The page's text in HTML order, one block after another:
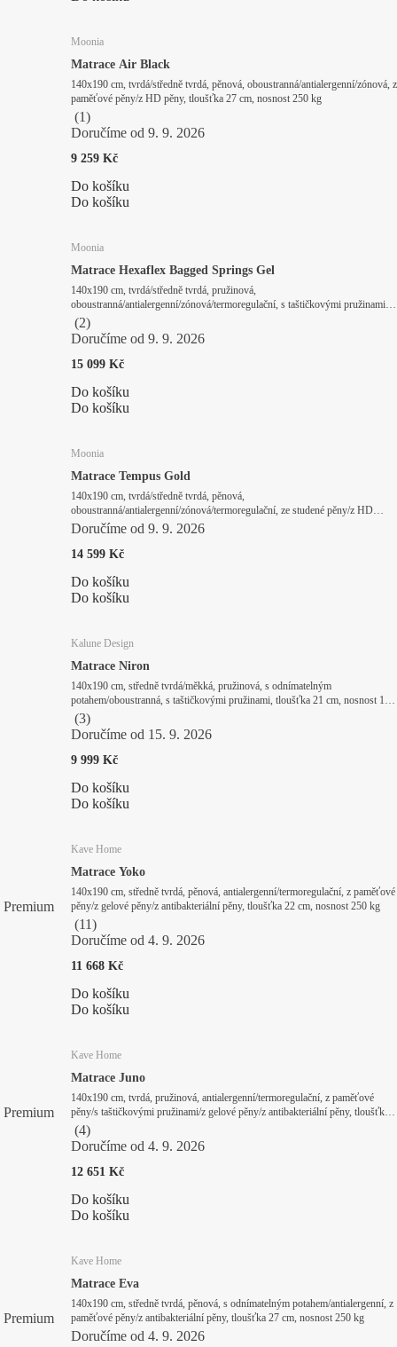
Moonia
Matrace Air Black
140x190 cm, tvrdá/středně tvrdá, pěnová, oboustranná/antialergenní/zónová, z
paměťové pěny/z HD pěny, tloušťka 27 cm, nosnost 250 kg
(1)
Doručíme od 9. 9. 2026
9 259 Kč
Do košíku
Do košíku
Moonia
Matrace Hexaflex Bagged Springs Gel
140x190 cm, tvrdá/středně tvrdá, pružinová,
oboustranná/antialergenní/zónová/termoregulační, s taštičkovými pružinami/z
gelové pěny, tloušťka 28 cm, nosnost 250 kg
(2)
Doručíme od 9. 9. 2026
15 099 Kč
Do košíku
Do košíku
Moonia
Matrace Tempus Gold
140x190 cm, tvrdá/středně tvrdá, pěnová,
oboustranná/antialergenní/zónová/termoregulační, ze studené pěny/z HD
pěny, tloušťka 30 cm, nosnost 250 kg
Doručíme od 9. 9. 2026
14 599 Kč
Do košíku
Do košíku
Kalune Design
Matrace Niron
140x190 cm, středně tvrdá/měkká, pružinová, s odnímatelným
potahem/oboustranná, s taštičkovými pružinami, tloušťka 21 cm, nosnost 180
kg
(3)
Doručíme od 15. 9. 2026
9 999 Kč
Do košíku
Do košíku
Premium
Kave Home
Matrace Yoko
140x190 cm, středně tvrdá, pěnová, antialergenní/termoregulační, z paměťové
pěny/z gelové pěny/z antibakteriální pěny, tloušťka 22 cm, nosnost 250 kg
(11)
Doručíme od 4. 9. 2026
11 668 Kč
Do košíku
Do košíku
Premium
Kave Home
Matrace Juno
140x190 cm, tvrdá, pružinová, antialergenní/termoregulační, z paměťové
pěny/s taštičkovými pružinami/z gelové pěny/z antibakteriální pěny, tloušťka
26 cm, nosnost 250 kg
(4)
Doručíme od 4. 9. 2026
12 651 Kč
Do košíku
Do košíku
Premium
Kave Home
Matrace Eva
140x190 cm, středně tvrdá, pěnová, s odnímatelným potahem/antialergenní, z
paměťové pěny/z antibakteriální pěny, tloušťka 27 cm, nosnost 250 kg
Doručíme od 4. 9. 2026